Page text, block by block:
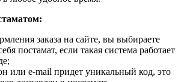
заказа на сайте, вы выбираете
постамат, если такая система работает
или e-mail придет уникальный код, это